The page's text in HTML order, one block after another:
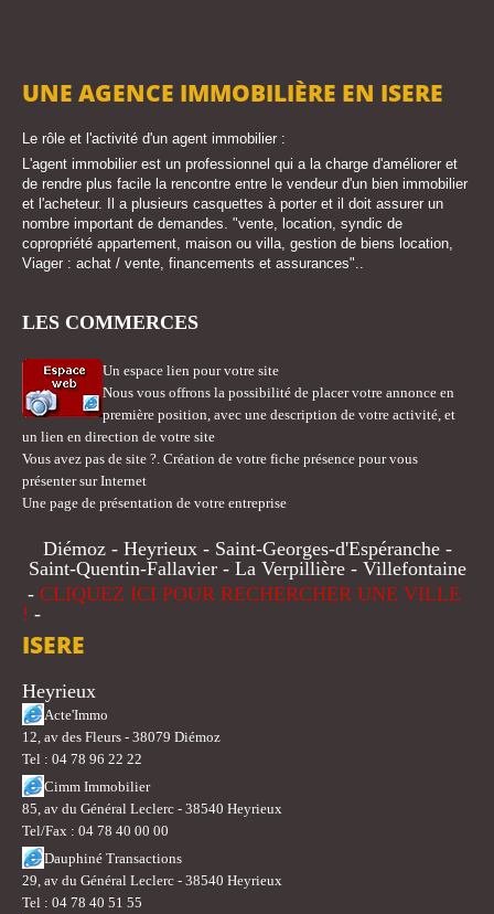
UNE AGENCE IMMOBILIÈRE EN ISERE
Le rôle et l'activité d'un agent immobilier :
L'agent immobilier est un professionnel qui a la charge d'améliorer et
de rendre plus facile la rencontre entre le vendeur d'un bien immobilier
et l'acheteur. Il a plusieurs casquettes à porter et il doit assurer un
nombre important de demandes. "vente, location, syndic de
copropriété appartement, maison ou villa, gestion de biens location,
Viager : achat / vente, financements et assurances"..
LES COMMERCES
Un espace lien pour votre site
Nous vous offrons la possibilité de placer votre annonce en
première position, avec une description de votre activité, et
un lien en direction de votre site
Vous avez pas de site ?. Création de votre fiche présence pour vous
présenter sur Internet
Une page de présentation de votre entreprise
Diémoz - Heyrieux - Saint-Georges-d'Espéranche -
Saint-Quentin-Fallavier - La Verpillière - Villefontaine
- CLIQUEZ ICI POUR RECHERCHER UNE VILLE
! -
ISERE
Heyrieux
Acte'Immo
12, av des Fleurs - 38079 Diémoz
Tel : 04 78 96 22 22
Cimm Immobilier
85, av du Général Leclerc - 38540 Heyrieux
Tel/Fax : 04 78 40 00 00
Dauphiné Transactions
29, av du Général Leclerc - 38540 Heyrieux
Tel : 04 78 40 51 55